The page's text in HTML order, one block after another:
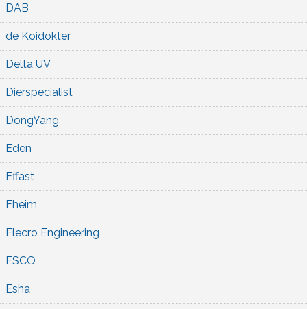
DAB
de Koidokter
Delta UV
Dierspecialist
DongYang
Eden
Effast
Eheim
Elecro Engineering
ESCO
Esha